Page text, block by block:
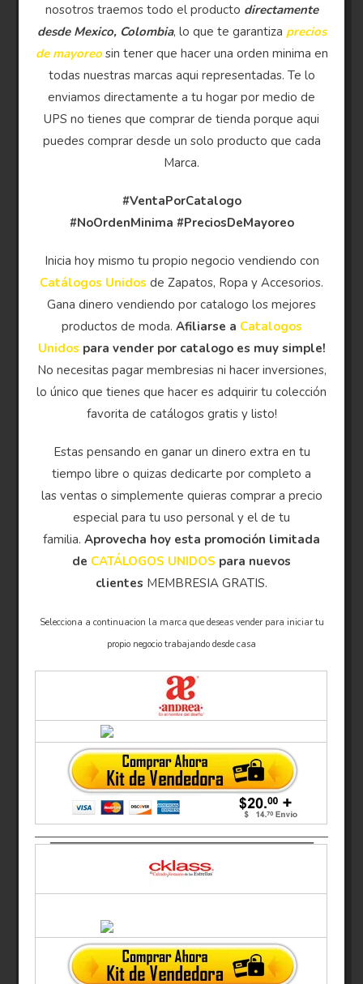
nosotros traemos todo el producto directamente
desde Mexico, Colombia, lo que te garantiza precios
de mayoreosin tener que hacer una orden minima en
todas nuestras marcas aqui representadas. Te lo
enviamos directamente a tu hogar por medio de
UPS no tienes que comprar de tienda porque aqui
puedes comprar desde un solo producto que cada
Marca.
#VentaPorCatalogo
#NoOrdenMinima #PreciosDeMayoreo
Inicia hoy mismo tu propio negocio vendiendo con
Catálogos Unidos de Zapatos, Ropa y Accesorios.
Gana dinero vendiendo por catalogo los mejores
productos de moda. Afiliarse a Catalogos
Unidos para vender por catalogo es muy simple!
No necesitas pagar membresias ni hacer inversiones,
lo único que tienes que hacer es adquirir tu colección
favorita de catálogos gratis y listo!
Estas pensando en ganar un dinero extra en tu
tiempo libre o quizas dedicarte por completo a
las ventas o simplemente quieras comprar a precio
especial para tu uso personal y el de tu
familia.Aprovecha hoy esta promoción limitada
de CATÁLOGOS UNIDOS para nuevos
clientes MEMBRESIA GRATIS.
Selecciona a continuacion la marca que deseas vender para iniciar tu
propio negocio trabajando desde casa